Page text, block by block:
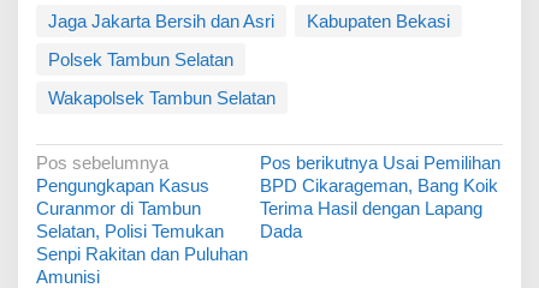
Jaga Jakarta Bersih dan Asri
Kabupaten Bekasi
Polsek Tambun Selatan
Wakapolsek Tambun Selatan
N
a
v
i
Pos sebelumnya
Pengungkapan Kasus
Curanmor di Tambun
Selatan, Polisi Temukan
Senpi Rakitan dan Puluhan
Amunisi
Pos berikutnya Usai Pemilihan
BPD Cikarageman, Bang Koik
Terima Hasil dengan Lapang
Dada